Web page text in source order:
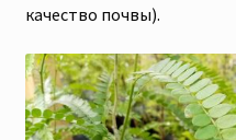
качество почвы).